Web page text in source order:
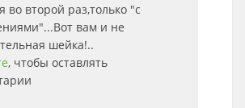
во второй раз,только "с
вам и не
шейка!..
, чтобы оставлять